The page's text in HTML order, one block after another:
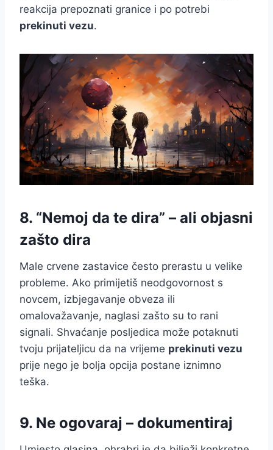
reakcija prepoznati granice i po potrebi
prekinuti vezu.
8. “Nemoj da te dira” – ali objasni
zašto dira
Male crvene zastavice često prerastu u velike
probleme. Ako primijetiš neodgovornost s
novcem, izbjegavanje obveza ili
omalovažavanje, naglasi zašto su to rani
signali. Shvaćanje posljedica može potaknuti
tvoju prijateljicu da na vrijeme prekinuti vezu
prije nego je bolja opcija postane iznimno
teška.
9. Ne ogovaraj – dokumentiraj